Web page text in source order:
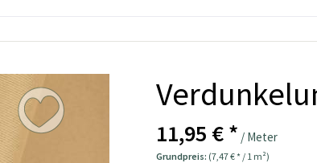
11,95 € * / Meter
Grundpreis: (7,47 € * / 1 m²)